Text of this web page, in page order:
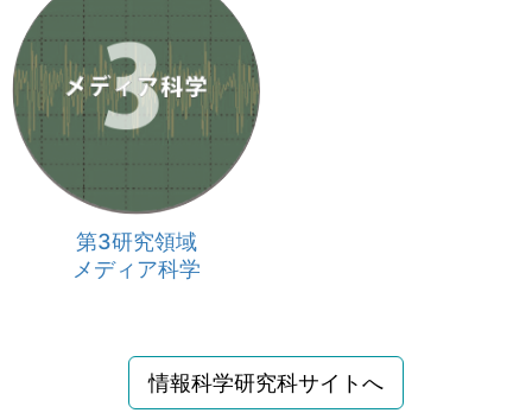
第3研究領域
メディア科学
情報科学研究科サイトへ